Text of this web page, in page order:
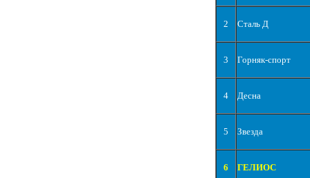
2 Сталь Д
3 Горняк-спорт
4 Десна
5 Звезда
6 ГЕЛИОС